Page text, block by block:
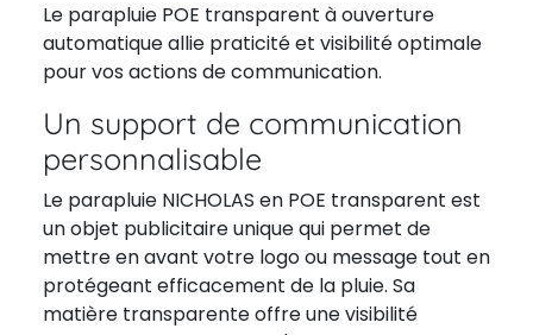
Le parapluie POE transparent à ouverture
automatique allie praticité et visibilité optimale
pour vos actions de communication.
Un support de communication
personnalisable
Le parapluie NICHOLAS en POE transparent est
un objet publicitaire unique qui permet de
mettre en avant votre logo ou message tout en
protégeant efficacement de la pluie. Sa
matière transparente offre une visibilité